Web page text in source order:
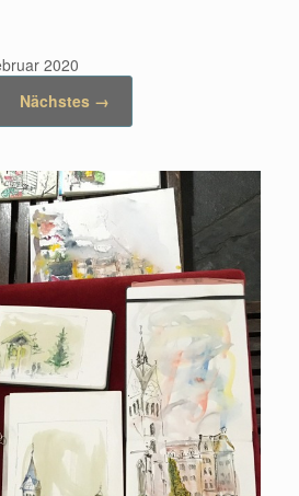
2020
Nächstes →